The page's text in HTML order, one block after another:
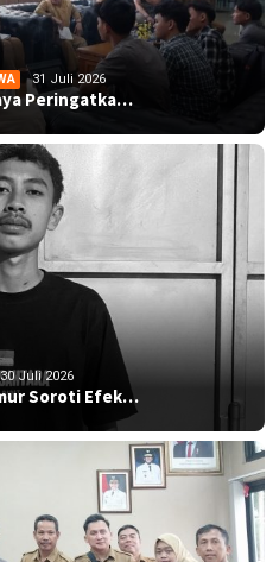
31 Juli 2026
Peringatka…
30 Juli 2026
Soroti Efek…